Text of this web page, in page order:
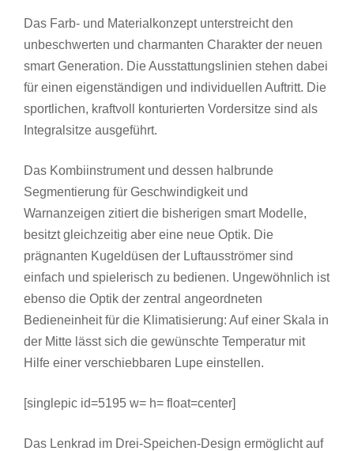
Das Farb- und Materialkonzept unterstreicht den
unbeschwerten und charmanten Charakter der neuen
smart Generation. Die Ausstattungslinien stehen dabei
für einen eigenständigen und individuellen Auftritt. Die
sportlichen, kraftvoll konturierten Vordersitze sind als
Integralsitze ausgeführt.
Das Kombiinstrument und dessen halbrunde
Segmentierung für Geschwindigkeit und
Warnanzeigen zitiert die bisherigen smart Modelle,
besitzt gleichzeitig aber eine neue Optik. Die
prägnanten Kugeldüsen der Luftausströmer sind
einfach und spielerisch zu bedienen. Ungewöhnlich ist
ebenso die Optik der zentral angeordneten
Bedieneinheit für die Klimatisierung: Auf einer Skala in
der Mitte lässt sich die gewünschte Temperatur mit
Hilfe einer verschiebbaren Lupe einstellen.
[singlepic id=5195 w= h= float=center]
Das Lenkrad im Drei-Speichen-Design ermöglicht auf